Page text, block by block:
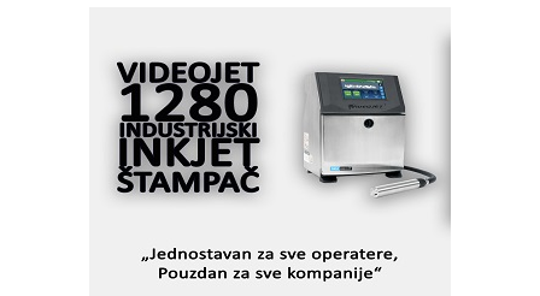
I.SAFE MOBILE revolucioniše
industrijsku automatizaciju
pionirskimmobile operator PANEL-OM
Fleksibilno stezanje i brzo
podešavanje u proizvodnji prototipova
KIP KOP – napredna rešenja za
objekte
Alba d.o.o. – 35 godina preciznosti u